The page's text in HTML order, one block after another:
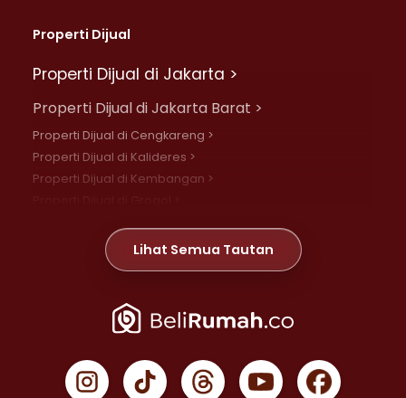
Properti Dijual
Properti Dijual di Jakarta >
Properti Dijual di Jakarta Barat >
Properti Dijual di Cengkareng >
Properti Dijual di Kalideres >
Properti Dijual di Kembangan >
Properti Dijual di Meruya >
Properti Dijual di Jelambar >
Properti Dijual di Jakarta Pusat >
Properti Dijual di Gambir >
Properti Dijual di Johar Baru >
Lihat Semua Tautan